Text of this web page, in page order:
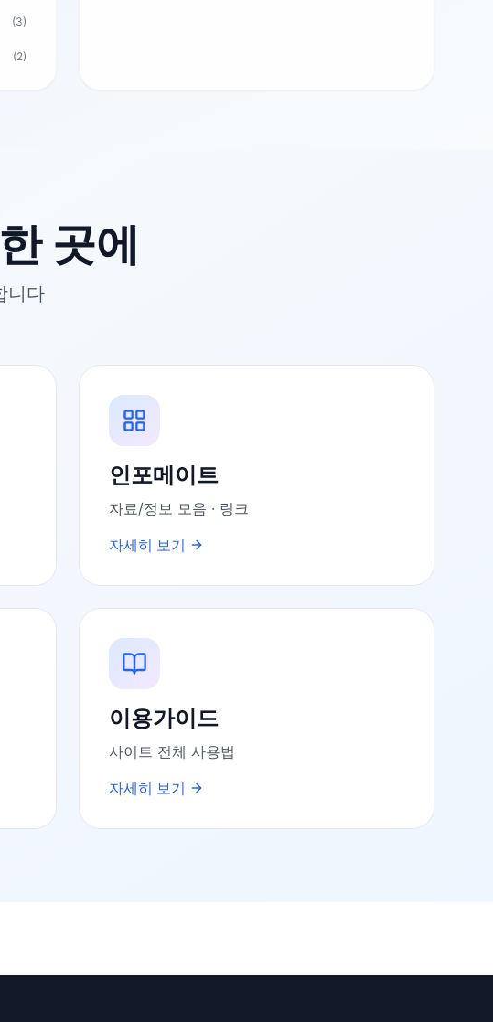
(3)
(2)
곳에
니다
인포메이트
자료/정보 모음 · 링크
자세히 보기
이용가이드
사이트 전체 사용법
자세히 보기